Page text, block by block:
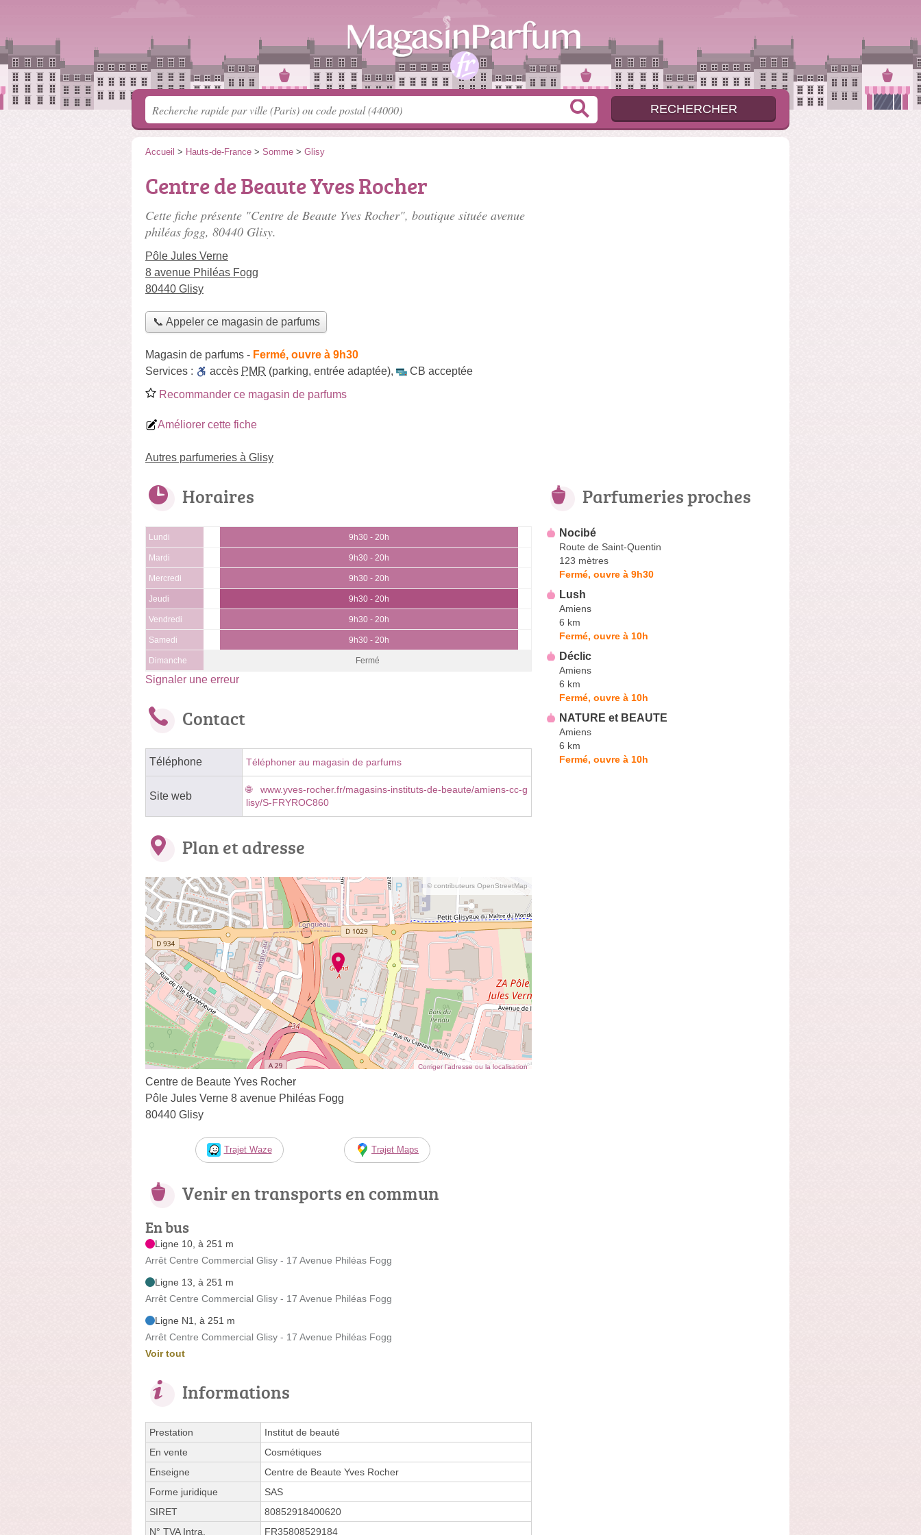
Accueil > Hauts-de-France > Somme > Glisy
Centre de Beaute Yves Rocher
Cette fiche présente "Centre de Beaute Yves Rocher", boutique située avenue
philéas fogg, 80440 Glisy.
Pôle Jules Verne
8 avenue Philéas Fogg
80440 Glisy
📞 Appeler ce magasin de parfums
Magasin de parfums - Fermé, ouvre à 9h30
Services :
accès PMR (parking, entrée adaptée),
CB acceptée
Recommander ce magasin de parfums
Améliorer cette fiche
Autres parfumeries à Glisy
Horaires
Lundi 9h30 - 20h
Mardi 9h30 - 20h
Mercredi 9h30 - 20h
Jeudi 9h30 - 20h
Vendredi 9h30 - 20h
Samedi 9h30 - 20h
Dimanche Fermé
Signaler une erreur
Contact
Téléphone Téléphoner au magasin de parfums
Site web
www.yves-rocher.fr/magasins-instituts-de-beaute/amiens-cc-g
lisy/S-FRYROC860
Plan et adresse
© contributeurs OpenStreetMap
Corriger l’adresse ou la localisation
Centre de Beaute Yves Rocher
Pôle Jules Verne 8 avenue Philéas Fogg
80440 Glisy
Trajet Waze Trajet Maps
Venir en transports en commun
En bus
Ligne 10, à 251 m
Arrêt Centre Commercial Glisy - 17 Avenue Philéas Fogg
Ligne 13, à 251 m
Arrêt Centre Commercial Glisy - 17 Avenue Philéas Fogg
Ligne N1, à 251 m
Arrêt Centre Commercial Glisy - 17 Avenue Philéas Fogg
Voir tout
Informations
Prestation
Institut de beauté
En vente
Cosmétiques
Enseigne
Centre de Beaute Yves Rocher
Forme juridique
SAS
SIRET
80852918400620
N° TVA Intra.
FR35808529184
Parfumeries proches
Nocibé
Route de Saint-Quentin
123 mètres
Fermé, ouvre à 9h30
Lush
Amiens
6 km
Fermé, ouvre à 10h
Déclic
Amiens
6 km
Fermé, ouvre à 10h
NATURE et BEAUTE
Amiens
6 km
Fermé, ouvre à 10h